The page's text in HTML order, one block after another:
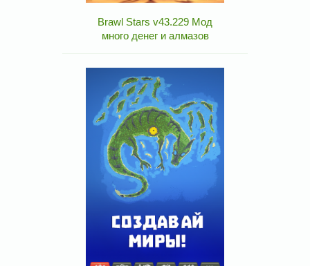
Brawl Stars v43.229 Мод
много денег и алмазов